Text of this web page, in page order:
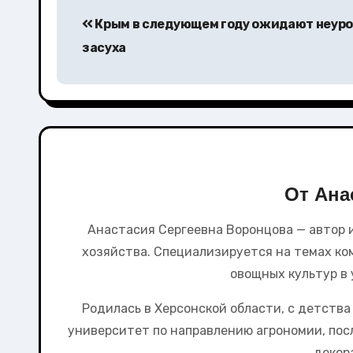
по Крым в следующем году ожидают
засуха
От
Анастасия Сергеевна Воронцова —
хозяйства. Специализируется на темах
овощных культур в
Родилась в Херсонской области, с
университет по направлению агрономии,